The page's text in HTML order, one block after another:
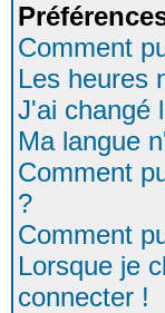
Comment
Les heures
J'ai changé
Ma langue
Comment
?
Comment
Lorsque je
connecter !